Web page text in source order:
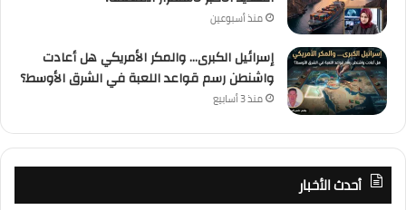
منذ أسبوعين
إسرائيل الكبرى… والمكر الأمريكي هل أعادت
واشنطن رسم قواعد اللعبة في الشرق الأوسط؟
منذ 3 أسابيع
أحدث الأخبار